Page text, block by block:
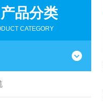
产品分类
CATEGORY